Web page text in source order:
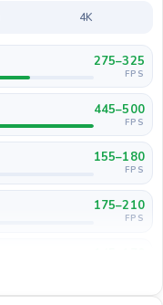
4K
275–325
FPS
445–500
FPS
155–180
FPS
175–210
FPS